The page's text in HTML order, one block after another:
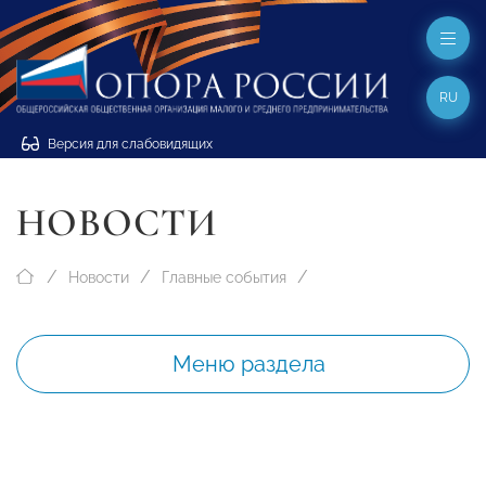
Версия для слабовидящих
RU
НОВОСТИ
Новости Главные события
Меню раздела